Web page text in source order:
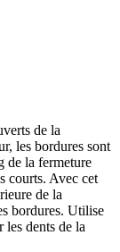
de la
les bordures sont
de la fermeture
courts. Avec cet
de la
bordures. Utilise
les dents de la